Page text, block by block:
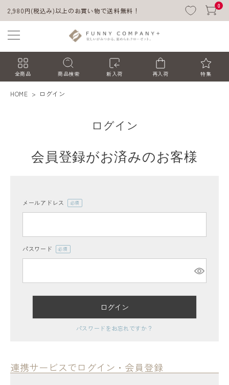
2,980円(税込み)以上のお買い物で送料無料！
0
全商品 商品検索 新入荷 再入荷 特集
レディースボトムス
HOME ログイン
ログイン
会員登録がお済みのお客様
メールアドレス
(必
パスワード
(必
ログイン
パスワードをお忘れですか？
連携サービスでログイン・会員登録